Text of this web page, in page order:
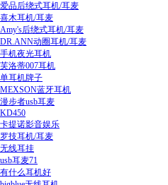
爱品后绕式耳机/耳麦
喜木耳机/耳麦
Amy's后绕式耳机/耳麦
DR.ANN动圈耳机/耳麦
手机夜光耳机
芙洛蒂007耳机
单耳机牌子
MEXSON蓝牙耳机
漫步者usb耳麦
KD450
卡提诺影音娱乐
罗技耳机/耳麦
无线耳挂
usb耳麦71
有什么耳机好